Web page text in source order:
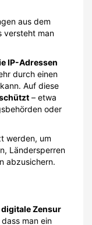
aus dem
versteht man
IP-Adressen
durch einen
Auf diese
– etwa
oder
werden, um
Ländersperren
abzusichern.
Zensur
man ein